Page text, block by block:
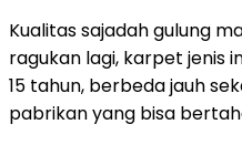
Kualitas sajadah gulung
ragukan lagi, karpet jenis
15 tahun, berbeda jauh
pabrikan yang bisa